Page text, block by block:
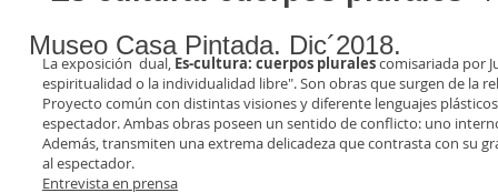
Museo Casa Pintada. Dic´2018.
La exposición dual, Es-cultura: cuerpos pluralescomisariada por
espiritualidad o la individualidad libre". Son obras que surgen de la
Proyecto común con distintas visiones y diferente lenguajes
espectador. Ambas obras poseen un sentido de conflicto: uno
Además, transmiten una extrema delicadeza que contrasta con su
al espectador.
Entrevista en prensa